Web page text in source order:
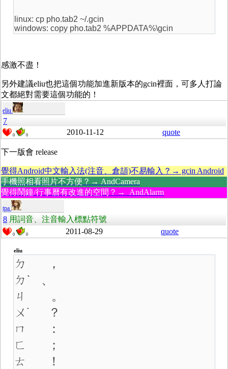
linux: cp pho.tab2 ~/.gcin
windows: copy pho.tab2 %APPDATA%\gcin
感激不盡！
另外建議eliu也把這個功能加進新版本的gcin裡面，可多人打論
文都絕對需要這個功能的！
eliu
7
0 0 2010-11-12 quote
下一版會 release
覺得Android中文輸入法(注音、倉頡)不易輸入？→ gcin Android
手機照相看照片不方便？→ AndCamera
覺得鬧鐘/行事曆有改進的空間？→ AndAlarm
tpa
8 用詞音、注音輸入標點符號
0 0 2011-08-29 quote
eliu
ㄉ ，
ㄉˋ 、
ㄐ 。
ㄨ˙ ？
ㄇ ：
ㄈ ；
ㄊ ！